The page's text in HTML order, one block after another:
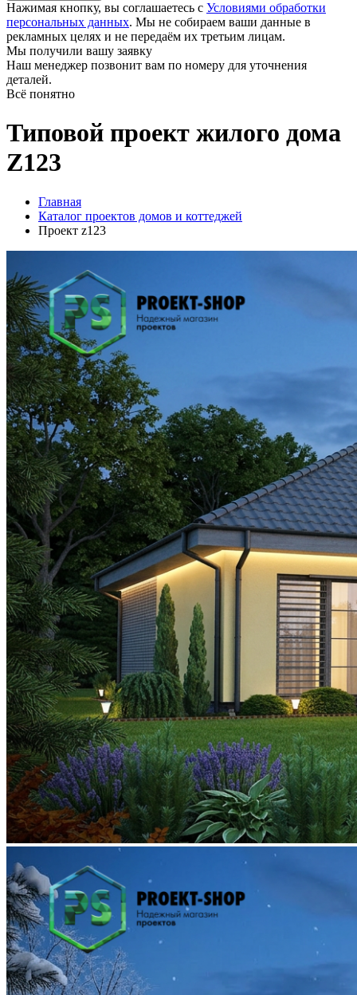
Нажимая кнопку, вы соглашаетесь с Условиями обработки
персональных данных. Мы не собираем ваши данные в
рекламных целях и не передаём их третьим лицам.
Мы получили вашу заявку
Наш менеджер позвонит вам по номеру для уточнения
деталей.
Всё понятно
Типовой проект жилого дома
Z123
Главная
Каталог проектов домов и коттеджей
Проект z123